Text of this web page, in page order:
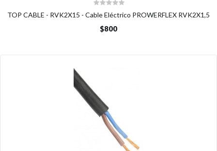
TOP CABLE - RVK2X15 - Cable Eléctrico PROWERFLEX RVK2X1,5
$800